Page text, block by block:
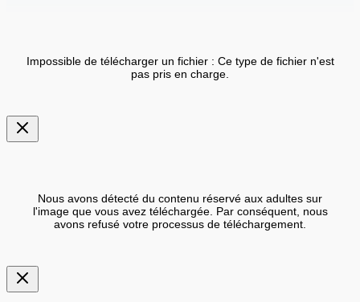
Impossible de télécharger un fichier : Ce type de fichier n'est
pas pris en charge.
Nous avons détecté du contenu réservé aux adultes sur
l'image que vous avez téléchargée. Par conséquent, nous
avons refusé votre processus de téléchargement.